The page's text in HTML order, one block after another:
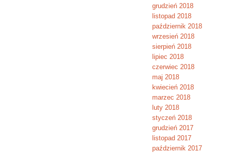
grudzień 2018
listopad 2018
październik 2018
wrzesień 2018
sierpień 2018
lipiec 2018
czerwiec 2018
maj 2018
kwiecień 2018
marzec 2018
luty 2018
styczeń 2018
grudzień 2017
listopad 2017
październik 2017